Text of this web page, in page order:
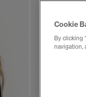
Cookie
By clicking
navigation,